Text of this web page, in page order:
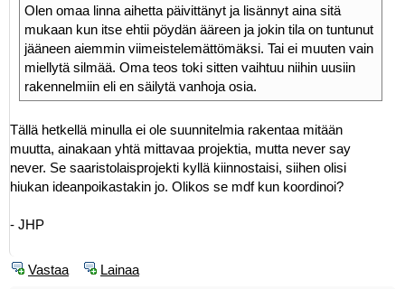
Olen omaa linna aihetta päivittänyt ja lisännyt aina sitä
mukaan kun itse ehtii pöydän ääreen ja jokin tila on tuntunut
jääneen aiemmin viimeistelemättömäksi. Tai ei muuten vain
miellytä silmää. Oma teos toki sitten vaihtuu niihin uusiin
rakennelmiin eli en säilytä vanhoja osia.
Tällä hetkellä minulla ei ole suunnitelmia rakentaa mitään
muutta, ainakaan yhtä mittavaa projektia, mutta never say
never. Se saaristolaisprojekti kyllä kiinnostaisi, siihen olisi
hiukan ideanpoikastakin jo. Olikos se mdf kun koordinoi?
- JHP
Vastaa Lainaa